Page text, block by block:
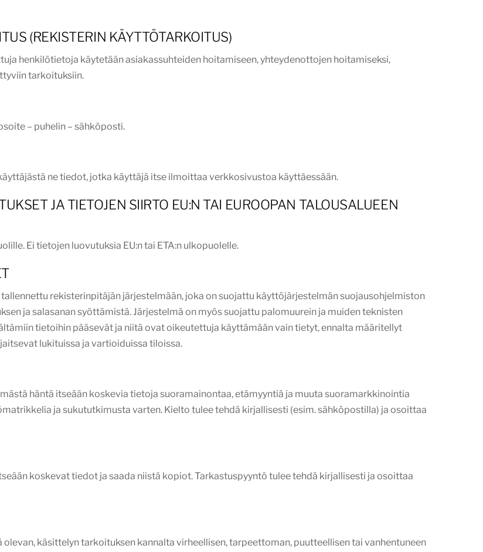
(REKISTERIN KÄYTTÖTARKOITUS)
henkilötietoja käytetään asiakassuhteiden hoitamiseen, yhteydenottojen hoitamiseksi,
tarkoituksiin.
– puhelin – sähköposti.
ne tiedot, jotka käyttäjä itse ilmoittaa verkkosivustoa käyttäessään.
JA TIETOJEN SIIRTO EU:N TAI EUROOPAN TALOUSALUEEN
Ei tietojen luovutuksia EU:n tai ETA:n ulkopuolelle.
rekisterinpitäjän järjestelmään, joka on suojattu käyttöjärjestelmän suojausohjelmiston
ja salasanan syöttämistä. Järjestelmä on myös suojattu palomuurein ja muiden teknisten
tietoihin pääsevät ja niitä ovat oikeutettuja käyttämään vain tietyt, ennalta määritellyt
lukituissa ja vartioiduissa tiloissa.
häntä itseään koskevia tietoja suoramainontaa, etämyyntiä ja muuta suoramarkkinointia
ja sukututkimusta varten. Kielto tulee tehdä kirjallisesti (esim. sähköpostilla) ja osoittaa
koskevat tiedot ja saada niistä kopiot. Tarkastuspyyntö tulee tehdä kirjallisesti ja osoittaa
käsittelyn tarkoituksen kannalta virheellisen, tarpeettoman, puutteellisen tai vanhentuneen